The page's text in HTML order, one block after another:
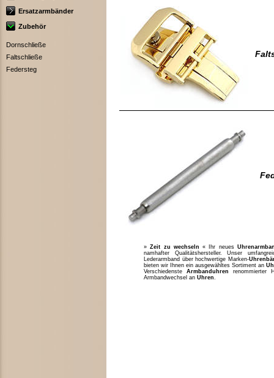
Ersatzarmbänder
Zubehör
Dornschließe
Faltschließe
Federsteg
»Zeit zu wechseln « Ihr neues
namhafter Qualitätshersteller. Unser
Lederarmband über hochwertige Marken-
bieten wir Ihnen ein ausgewähltes Sortiment an
Verschiedenste Armbanduhren renommierter
Armbandwechsel an Uhren.